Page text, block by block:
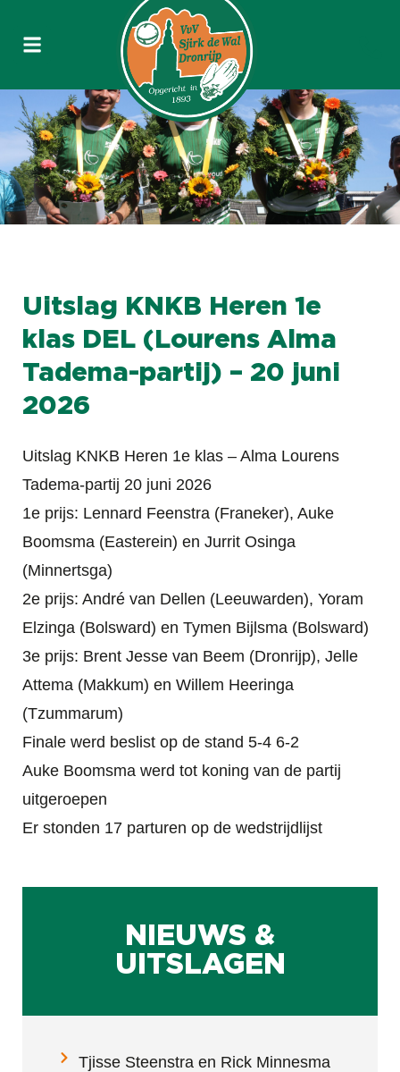
Uitslag KNKB Heren 1e
klas DEL (Lourens Alma
Tadema-partij) – 20 juni
2026
Uitslag KNKB Heren 1e klas – Alma Lourens
Tadema-partij 20 juni 2026
1e prijs: Lennard Feenstra (Franeker), Auke
Boomsma (Easterein) en Jurrit Osinga
(Minnertsga)
2e prijs: André van Dellen (Leeuwarden), Yoram
Elzinga (Bolsward) en Tymen Bijlsma (Bolsward)
3e prijs: Brent Jesse van Beem (Dronrijp), Jelle
Attema (Makkum) en Willem Heeringa
(Tzummarum)
Finale werd beslist op de stand 5-4 6-2
Auke Boomsma werd tot koning van de partij
uitgeroepen
Er stonden 17 parturen op de wedstrijdlijst
NIEUWS &
UITSLAGEN
Tjisse Steenstra en Rick Minnesma